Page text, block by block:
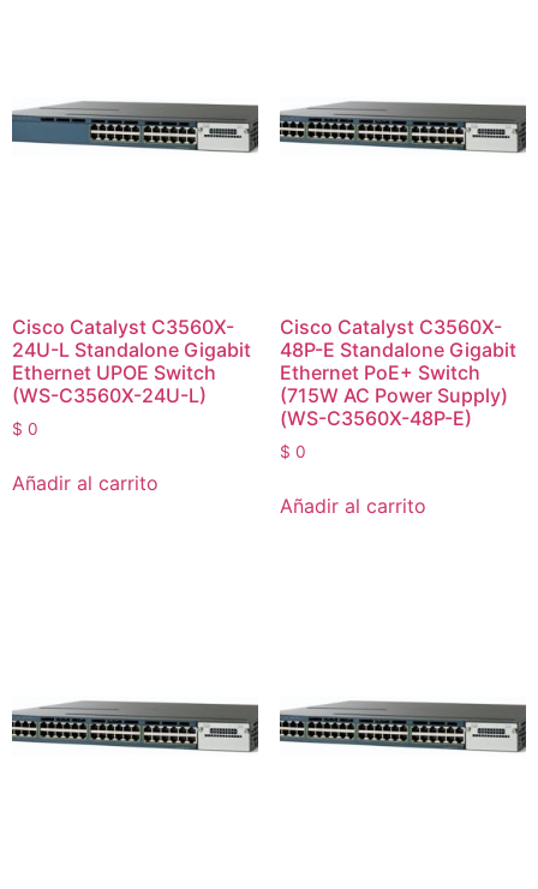
Cisco Catalyst C3560X-
24U-L Standalone Gigabit
Ethernet UPOE Switch
(WS-C3560X-24U-L)
$ 0
Añadir al carrito
Cisco Catalyst C3560X-
48P-E Standalone Gigabit
Ethernet PoE+ Switch
(715W AC Power Supply)
(WS-C3560X-48P-E)
$ 0
Añadir al carrito